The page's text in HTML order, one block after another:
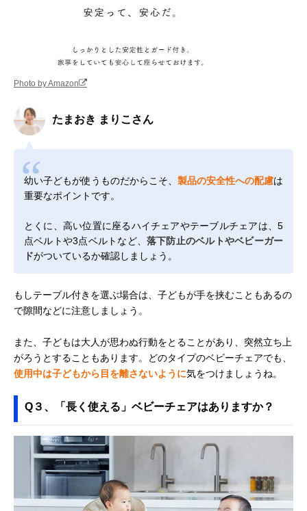
Photo by Amazon
たまおき まりこさん
幼い子どもが使うものだからこそ、 製品の安全性への配慮は
重要なポイントです。
とくに、高い位置に座るハイチェアやテーブルチェアは、5
点ベルトや3点ベルトなど、 落下防止のベルトやベビーガー
ドがついているか確認しましょう。
もしテーブル付きを選ぶ場合は、子どもが手を挟むこともあるの
で隙間などに注意しましょう。
また、子どもは大人が思わぬ行動をとることがあり、突然立ち上
がろうとすることもあります。どのタイプのベビーチェアでも、
使用中は子どもから目を離さないように気をつけましょうね。
Q３、「長く使える」ベビーチェアはありますか？